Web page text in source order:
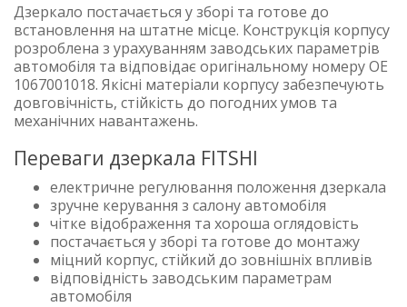
Дзеркало постачається у зборі та готове до
встановлення на штатне місце. Конструкція корпусу
розроблена з урахуванням заводських параметрів
автомобіля та відповідає оригінальному номеру OE
1067001018. Якісні матеріали корпусу забезпечують
довговічність, стійкість до погодних умов та
механічних навантажень.
Переваги дзеркала FITSHI
електричне регулювання положення дзеркала
зручне керування з салону автомобіля
чітке відображення та хороша оглядовість
постачається у зборі та готове до монтажу
міцний корпус, стійкий до зовнішніх впливів
відповідність заводським параметрам
автомобіля